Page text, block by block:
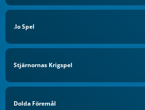
.io Spel
Stjärnornas Krigspel
Dolda Föremål